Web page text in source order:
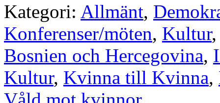
Kategori: Allmänt,
Konferenser/möten, Kultur
Bosnien och Hercegovina,
Kultur, Kvinna till Kvinna,